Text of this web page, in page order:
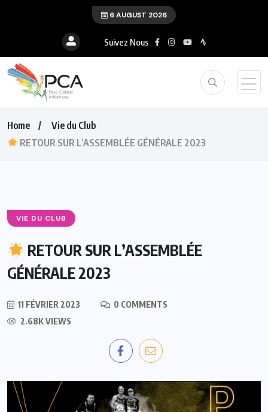
6 AUGUST 2026
Suivez Nous
Home
Vie du Club
RETOUR SUR L’ASSEMBLÉE GÉNÉRALE 2023
VIE DU CLUB
RETOUR SUR L’ASSEMBLÉE
GÉNÉRALE 2023
11 FÉVRIER 2023
0 COMMENTS
2.68K VIEWS